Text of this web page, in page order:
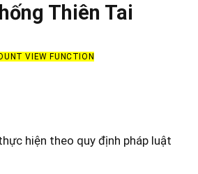
Thiên Tai
VIEW FUNCTION
hiện theo quy định pháp luật